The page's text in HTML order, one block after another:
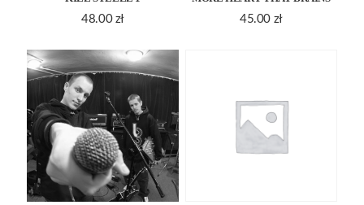
48.00 zł
45.00 zł